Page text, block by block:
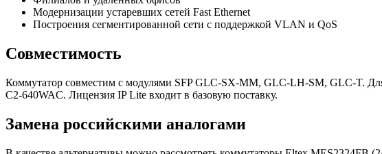
Модернизации устаревших сетей Fast Ethernet
Построения сегментированной сети с поддержкой VLAN и QoS
Совместимость
Коммутатор совместим с модулями SFP GLC-SX-MM, GLC-LH-SM, GLC-T.
C2-640WAC. Лицензия IP Lite входит в базовую поставку.
Замена российскими аналогами